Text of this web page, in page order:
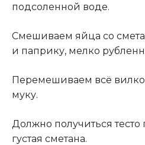
подсоленной воде.
Смешиваем яйца со
и паприку, мелко
Перемешиваем всё
муку.
Должно получиться
густая сметана.